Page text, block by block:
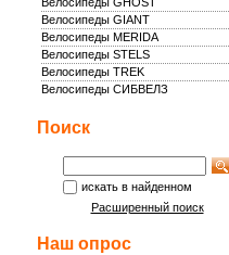
Велосипеды GIANT
Велосипеды MERIDA
Велосипеды STELS
Велосипеды TREK
Велосипеды СИБВЕЛЗ
Поиск
искать в найденном
Расширенный поиск
Наш опрос